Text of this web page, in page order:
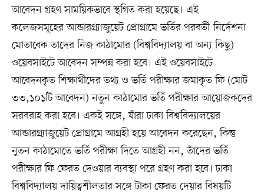
আবেদন গ্রহণ সাময়িকভাবে স্থগিত করা হয়েছে। এই
কলেজসমূহের আন্ডারগ্র্যাজুয়েট প্রোগ্রামে ভর্তির পরবর্তী নির্দেশনা
মোতাবেক তাদের নিজ কাঠামোর (বিশ্ববিদ্যালয় বা অন্য কিছু)
ওয়েবসাইটে আবেদন সম্পন্ন করা হবে। এই ওয়েবসাইটে
আবেদনকৃত শিক্ষার্থীদের তথ্য ও ভর্তি পরীক্ষার জমাকৃত ফি (মোট
৩৩,১০১টি আবেদন) নতুন কাঠামোর ভর্তি পরীক্ষার আয়োজকদের
সরবরাহ করা হবে। একই সঙ্গে, যাঁরা ঢাকা বিশ্ববিদ্যালয়ের
আন্ডারগ্র্যাজুয়েট প্রোগ্রামে আগ্রহী হয়ে আবেদন করেছেন, কিন্তু
নুতন কাঠামোতে ভর্তি পরীক্ষা দিতে আগ্রহী নন, তাঁদের ভর্তি
পরীক্ষার ফি ফেরত দেওয়ার ব্যবস্থা পরে গ্রহণ করা হবে। ঢাকা
বিশ্ববিদ্যালয় দায়িত্বশীলতার সঙ্গে টাকা ফেরত দেয়ার বিষয়টি